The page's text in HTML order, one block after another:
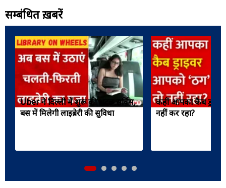
सम्बंधित ख़बरें
Uber ने दिल्ली में शुरू की शटल सर्विस,
बस में मिलेगी लाइब्रेरी की सुविधा
कहीं आपका कैब
नहीं कर रहा?